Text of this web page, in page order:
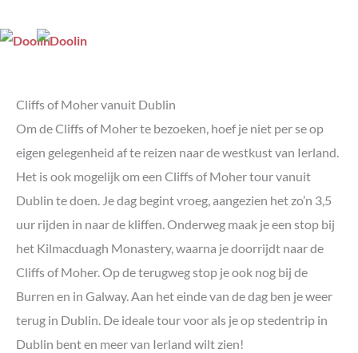
Cliffs of Moher vanuit Dublin
Om de Cliffs of Moher te bezoeken, hoef je niet per se op
eigen gelegenheid af te reizen naar de westkust van Ierland.
Het is ook mogelijk om een Cliffs of Moher tour vanuit
Dublin te doen. Je dag begint vroeg, aangezien het zo’n 3,5
uur rijden in naar de kliffen. Onderweg maak je een stop bij
het Kilmacduagh Monastery, waarna je doorrijdt naar de
Cliffs of Moher. Op de terugweg stop je ook nog bij de
Burren en in Galway. Aan het einde van de dag ben je weer
terug in Dublin. De ideale tour voor als je op stedentrip in
Dublin bent en meer van Ierland wilt zien!